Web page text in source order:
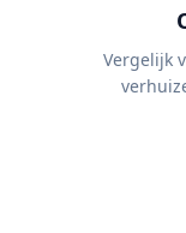
Vergelijk